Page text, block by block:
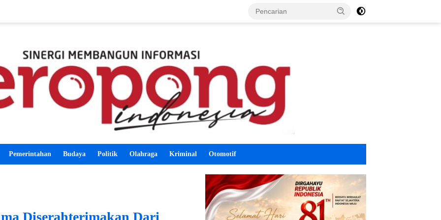
Pemerintahan Budaya Politik Olahraga Kriminal Otomotif
Diserahterimakan Dari